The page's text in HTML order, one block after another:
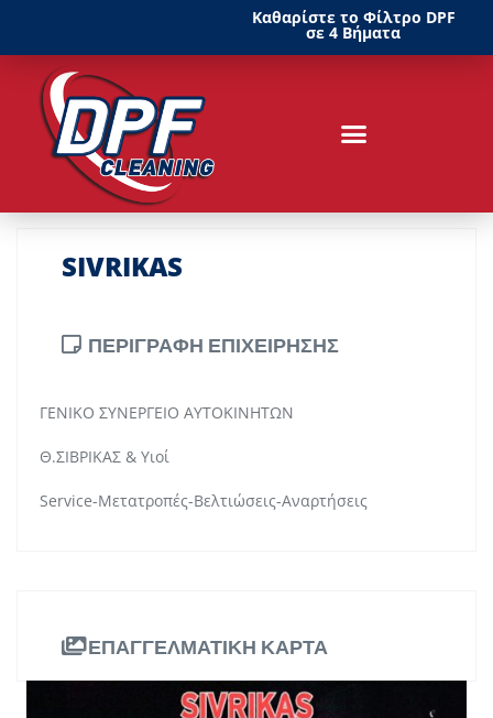
Καθαρίστε το Φίλτρο DPF
σε 4 Βήματα
SIVRIKAS
ΠΕΡΙΓΡΑΦΗ ΕΠΙΧΕΙΡΗΣΗΣ
ΓΕΝΙΚΟ ΣΥΝΕΡΓΕΙΟ ΑΥΤΟΚΙΝΗΤΩΝ
Θ.ΣΙΒΡΙΚΑΣ & Υιοί
Service-Μετατροπές-Βελτιώσεις-Αναρτήσεις
ΕΠΑΓΓΕΛΜΑΤΙΚΗ ΚΑΡΤΑ